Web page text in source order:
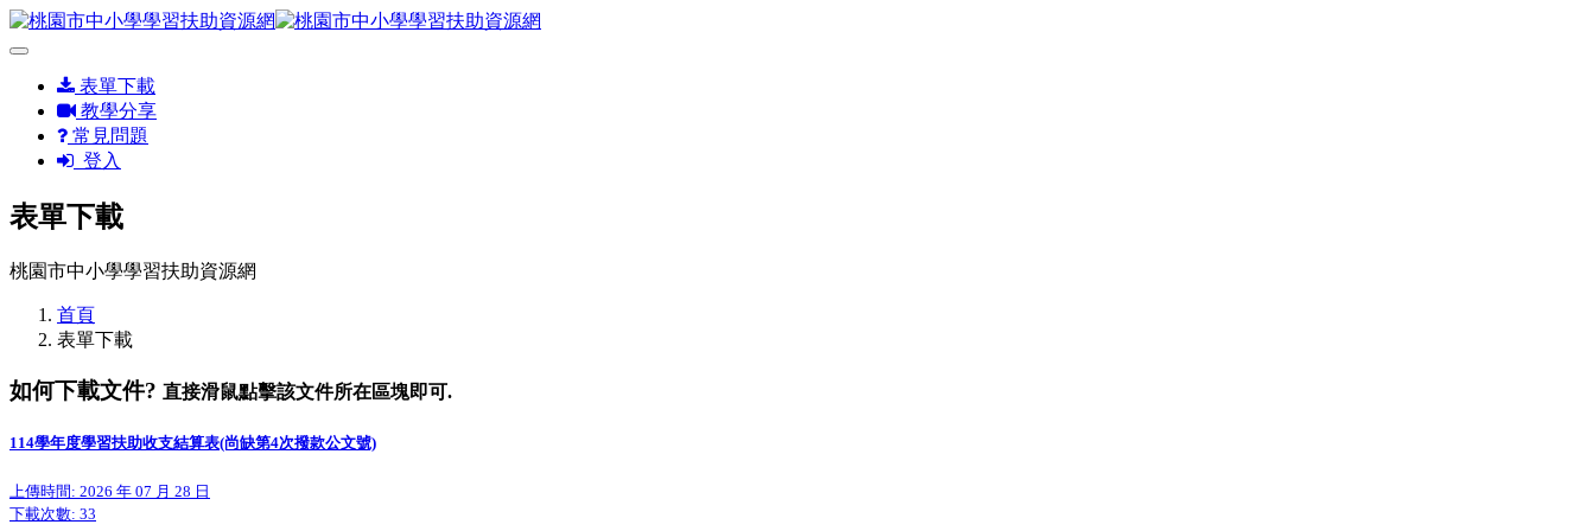
表單下載
教學分享
常見問題
登入
表單下載
桃園市中小學學習扶助資源網
首頁
表單下載
如何下載文件? 直接滑鼠點擊該文件所在區塊即可.
114學年度學習扶助收支結算表(尚缺第4次撥款公文號)
上傳時間: 2026 年 07 月 28 日
下載次數: 33